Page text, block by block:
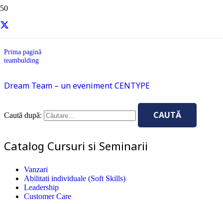
teambulding
Prima pagină
teambulding
Dream Team – un eveniment CENTYPE
Caută după:
Catalog Cursuri si Seminarii
Vanzari
Abilitati individuale (Soft Skills)
Leadership
Customer Care